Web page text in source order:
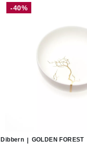
-40%
Dibbern GOLDEN FOREST